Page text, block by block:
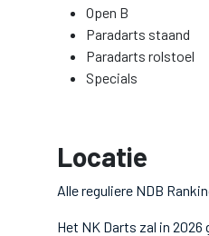
Open B
Paradarts staand
Paradarts rolstoel
Specials
Locatie
Alle reguliere NDB
Het NK Darts zal in 2026